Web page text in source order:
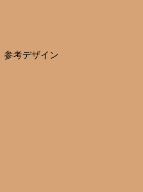
参考デザイン